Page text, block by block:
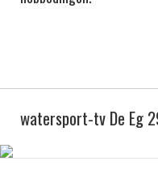
watersport-tv De Eg